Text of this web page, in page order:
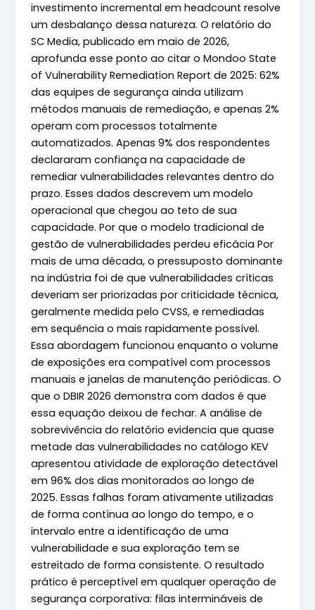
investimento incremental em headcount resolve
um desbalanço dessa natureza. O relatório do
SC Media, publicado em maio de 2026,
aprofunda esse ponto ao citar o Mondoo State
of Vulnerability Remediation Report de 2025: 62%
das equipes de segurança ainda utilizam
métodos manuais de remediação, e apenas 2%
operam com processos totalmente
automatizados. Apenas 9% dos respondentes
declararam confiança na capacidade de
remediar vulnerabilidades relevantes dentro do
prazo. Esses dados descrevem um modelo
operacional que chegou ao teto de sua
capacidade. Por que o modelo tradicional de
gestão de vulnerabilidades perdeu eficácia Por
mais de uma década, o pressuposto dominante
na indústria foi de que vulnerabilidades críticas
deveriam ser priorizadas por criticidade técnica,
geralmente medida pelo CVSS, e remediadas
em sequência o mais rapidamente possível.
Essa abordagem funcionou enquanto o volume
de exposições era compatível com processos
manuais e janelas de manutenção periódicas. O
que o DBIR 2026 demonstra com dados é que
essa equação deixou de fechar. A análise de
sobrevivência do relatório evidencia que quase
metade das vulnerabilidades no catálogo KEV
apresentou atividade de exploração detectável
em 96% dos dias monitorados ao longo de
2025. Essas falhas foram ativamente utilizadas
de forma contínua ao longo do tempo, e o
intervalo entre a identificação de uma
vulnerabilidade e sua exploração tem se
estreitado de forma consistente. O resultado
prático é perceptível em qualquer operação de
segurança corporativa: filas intermináveis de